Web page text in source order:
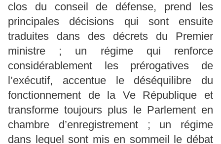
clos du conseil de défense, prend les
principales décisions qui sont ensuite
traduites dans des décrets du Premier
ministre ; un régime qui renforce
considérablement les prérogatives de
l’exécutif, accentue le déséquilibre du
fonctionnement de la Ve République et
transforme toujours plus le Parlement en
chambre d’enregistrement ; un régime
dans lequel sont mis en sommeil le débat